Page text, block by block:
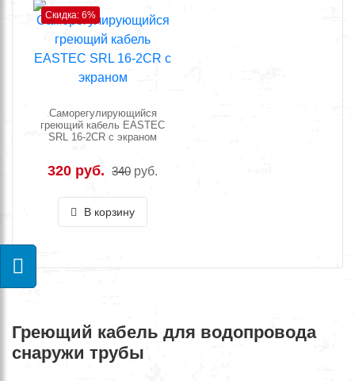
Скидка: 6%
Саморегулирующийся
греющий кабель EASTEC
SRL 16-2CR с экраном
320 руб. 340 руб.
В корзину
Греющий кабель для водопровода
снаружи трубы